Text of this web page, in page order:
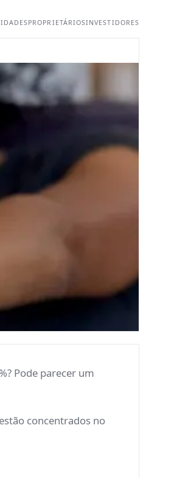
PROPRIETÁRIOSINVESTIDORES
Pode parecer um
concentrados no